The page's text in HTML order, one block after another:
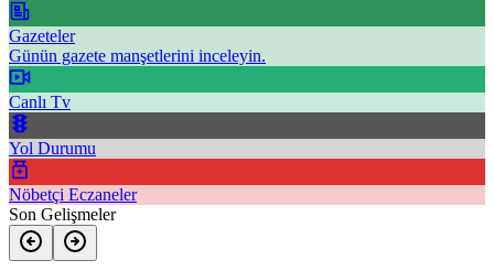
Gazeteler
Günün gazete manşetlerini inceleyin.
Canlı Tv
Yol Durumu
Nöbetçi Eczaneler
Son Gelişmeler